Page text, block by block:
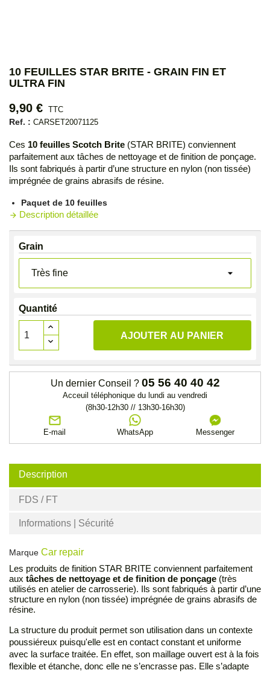
10 FEUILLES STAR BRITE - GRAIN FIN ET
ULTRA FIN
9,90 € TTC
Ref. : CARSET20071125
Ces 10 feuilles Scotch Brite (STAR BRITE) conviennent
parfaitement aux tâches de nettoyage et de finition de ponçage.
Ils sont fabriqués à partir d’une structure en nylon (non tissée)
imprégnée de grains abrasifs de résine.
Paquet de 10 feuilles
arrow_forward Description détaillée
Grain
Quantité
AJOUTER AU PANIER
Un dernier Conseil ? 05 56 40 40 42
Acceuil téléphonique du lundi au vendredi
(8h30-12h30 // 13h30-16h30)
E-mail WhatsApp Messenger
Description
FDS / FT
Informations | Sécurité
Marque Car repair
Les produits de finition STAR BRITE conviennent parfaitement
aux tâches de nettoyage et de finition de ponçage (très
utilisés en atelier de carrosserie). Ils sont fabriqués à partir d’une
structure en nylon (non tissée) imprégnée de grains abrasifs de
résine.
La structure du produit permet son utilisation dans un contexte
poussiéreux puisqu'elle est en contact constant et uniforme
avec la surface traitée. En effet, son maillage ouvert est à la fois
flexible et étanche, donc elle ne s’encrasse pas. Elle s’adapte